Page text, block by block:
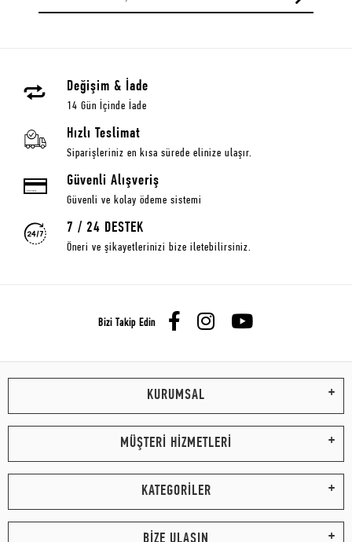
Değişim & İade
14 Gün İçinde İade
Hızlı Teslimat
Siparişleriniz en kısa sürede elinize ulaşır.
Güvenli Alışveriş
Güvenli ve kolay ödeme sistemi
7 / 24 DESTEK
Öneri ve şikayetlerinizi bize iletebilirsiniz.
Bizi Takip Edin
KURUMSAL
MÜŞTERİ HİZMETLERİ
KATEGORİLER
BİZE ULAŞIN